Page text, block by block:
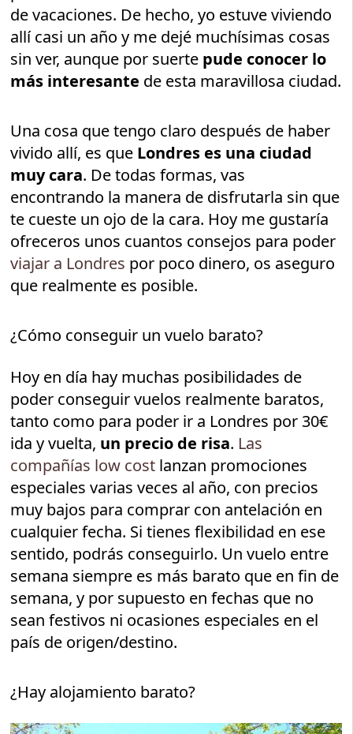
de vacaciones. De hecho, yo estuve viviendo
allí casi un año y me dejé muchísimas cosas
sin ver, aunque por suerte pude conocer lo
más interesante de esta maravillosa ciudad.
Una cosa que tengo claro después de haber
vivido allí, es que Londres es una ciudad
muy cara. De todas formas, vas
encontrando la manera de disfrutarla sin que
te cueste un ojo de la cara. Hoy me gustaría
ofreceros unos cuantos consejos para poder
viajar a Londres por poco dinero, os aseguro
que realmente es posible.
¿Cómo conseguir un vuelo barato?
Hoy en día hay muchas posibilidades de
poder conseguir vuelos realmente baratos,
tanto como para poder ir a Londres por 30€
ida y vuelta, un precio de risa. Las
compañías low cost lanzan promociones
especiales varias veces al año, con precios
muy bajos para comprar con antelación en
cualquier fecha. Si tienes flexibilidad en ese
sentido, podrás conseguirlo. Un vuelo entre
semana siempre es más barato que en fin de
semana, y por supuesto en fechas que no
sean festivos ni ocasiones especiales en el
país de origen/destino.
¿Hay alojamiento barato?